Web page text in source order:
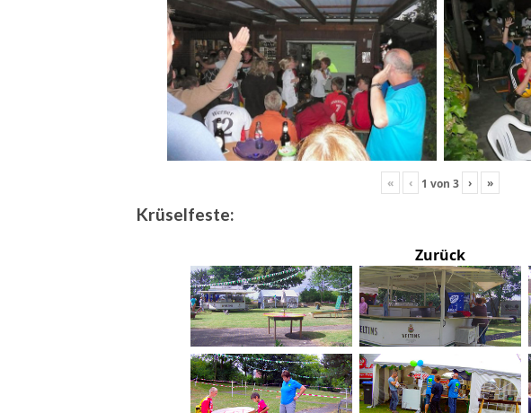
« ‹ 1 von 3 › »
Krüselfeste:
Zurück